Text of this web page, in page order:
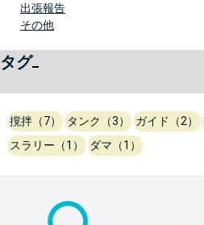
出張報告
その他
タグ
撹拌（7） タンク（3） ガイド（2）
スラリー（1）
ダマ（1）